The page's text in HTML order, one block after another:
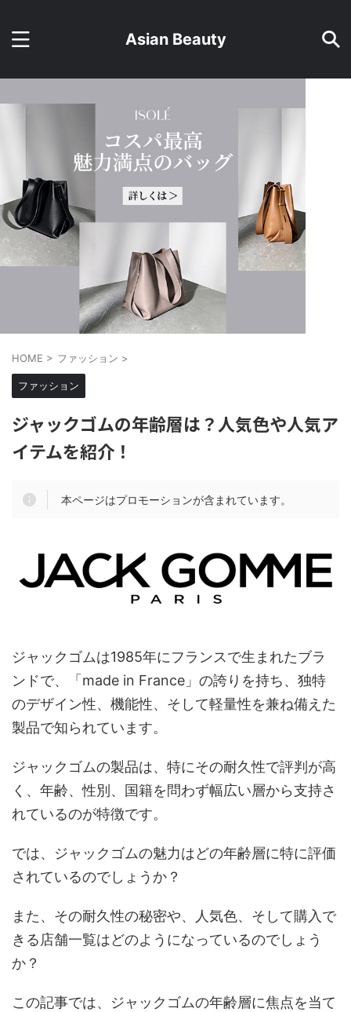
Asian Beauty
HOME > ファッション >
ファッション
ジャックゴムの年齢層は？人気色や人気ア
イテムを紹介！
本ページはプロモーションが含まれています。
ジャックゴムは1985年にフランスで生まれたブラ
ンドで、「made in France」の誇りを持ち、独特
のデザイン性、機能性、そして軽量性を兼ね備えた
製品で知られています。
ジャックゴムの製品は、特にその耐久性で評判が高
く、年齢、性別、国籍を問わず幅広い層から支持さ
れているのが特徴です。
では、ジャックゴムの魅力はどの年齢層に特に評価
されているのでしょうか？
また、その耐久性の秘密や、人気色、そして購入で
きる店舗一覧はどのようになっているのでしょう
か？
この記事では、ジャックゴムの年齢層に焦点を当て